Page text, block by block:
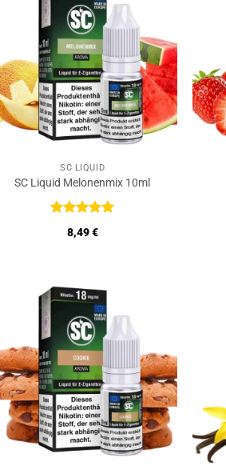
SC LIQUID
SC Liquid Melonenmix 10ml
Bewertet
mit5von
8,49€